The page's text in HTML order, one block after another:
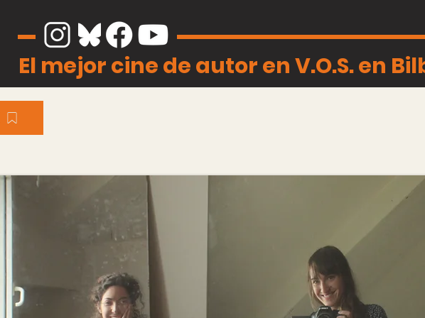
El mejor cine de autor en V.O.S. en